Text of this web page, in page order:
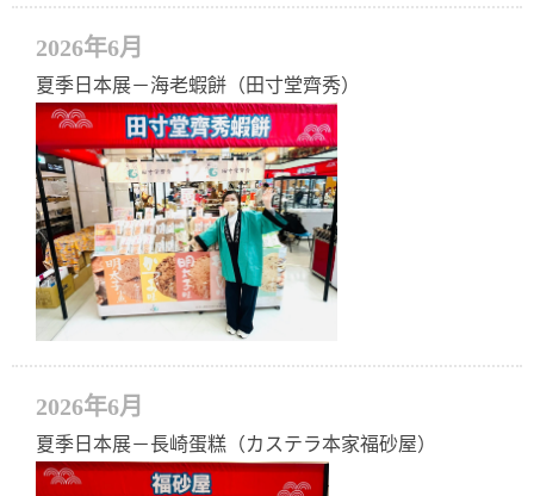
2026年6月
夏季日本展－海老蝦餅（田寸堂齊秀）
2026年6月
夏季日本展－長崎蛋糕（カステラ本家福砂屋）